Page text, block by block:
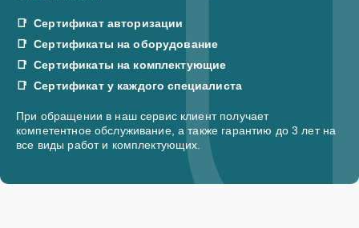
Сертификат авторизации
Сертификаты на оборудование
Сертификаты на комплектующие
Сертификат у каждого специалиста
При обращении в наш сервис клиент получает
компетентное обслуживание, а также гарантию до 3 лет на
все виды работ и комплектующих.